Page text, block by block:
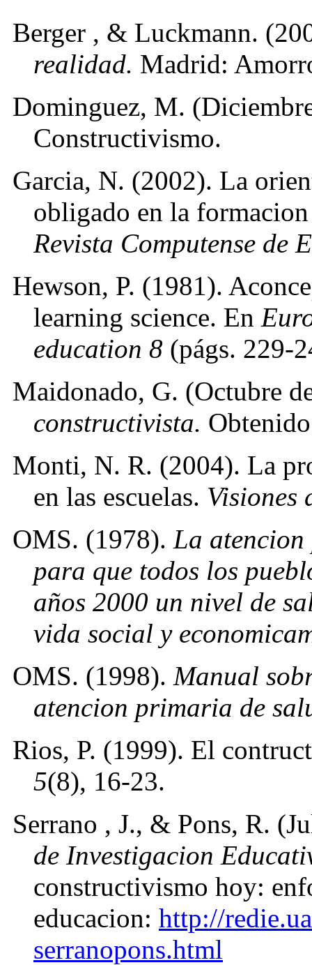
Berger , & Luckmann.
realidad. Madrid:
Dominguez, M.
Constructivismo.
Garcia, N. (2002). La
obligado en la formacion
Revista Computense de
Hewson, P. (1981).
learning science. En
education 8 (págs. 229-
Maidonado, G. (Octubre
constructivista.
Monti, N. R. (2004). La
en las escuelas. Visiones
OMS. (1978). La
para que todos los
años 2000 un nivel de
vida social y
OMS. (1998). Manual
atencion primaria de
Rios, P. (1999). El
5(8), 16-23.
Serrano , J., & Pons, R.
de Investigacion
constructivismo hoy:
educacion: http://
serranopons.html